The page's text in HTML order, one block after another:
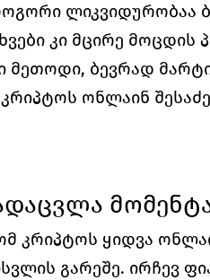
ლიკვიდურობაა
კი მცირე მოცდის
ბევრად
ონლაინ
კრიპტოს ყიდვა
გარეშე. ირჩევ